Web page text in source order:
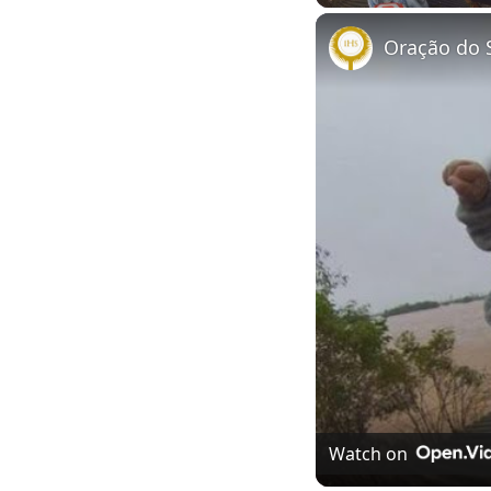
Watch on